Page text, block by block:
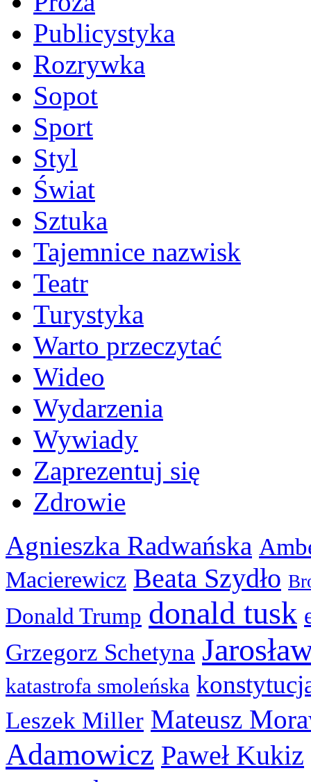
Publicystyka
Rozrywka
Sopot
Sport
Styl
Świat
Sztuka
Tajemnice nazwisk
Teatr
Turystyka
Warto przeczytać
Wideo
Wydarzenia
Wywiady
Zaprezentuj się
Zdrowie
Agnieszka Radwańska
Macierewicz Beata Szydło
Donald Trump donald tusk
Grzegorz Schetyna
katastrofa smoleńska
Leszek Miller Mateusz
Adamowicz Paweł Kukiz